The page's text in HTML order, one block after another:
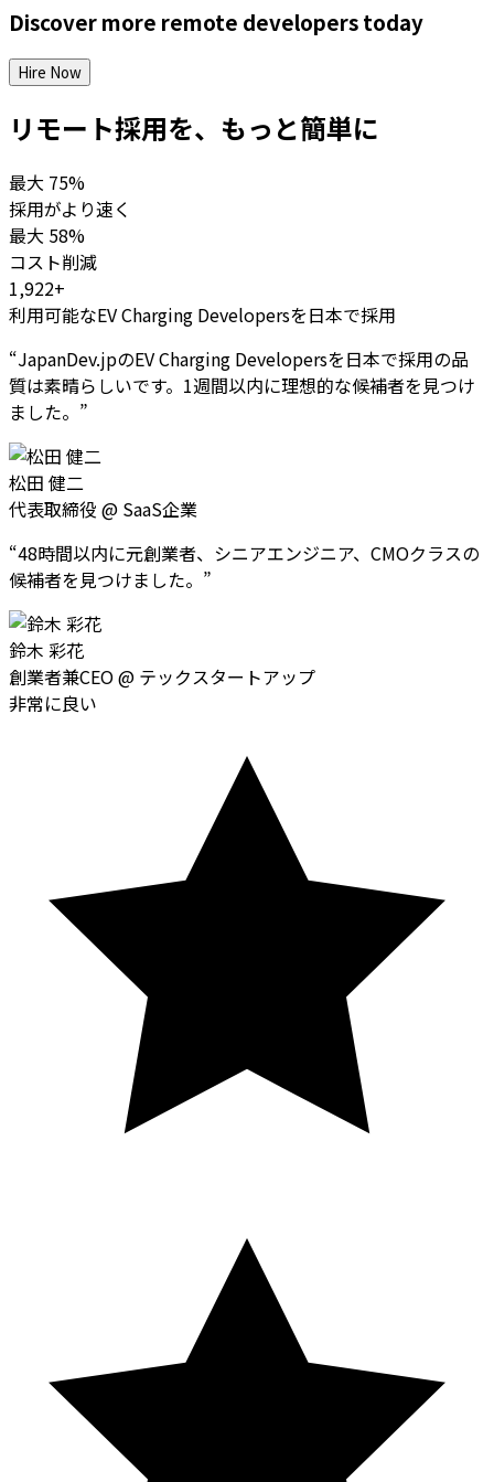
Discover more remote developerstoday
Hire Now
リモート採用を、もっと簡単に
最大 75%
採用がより速く
最大 58%
コスト削減
1,922+
利用可能なEV Charging Developersを日本で採用
“JapanDev.jpのEV Charging Developersを日本で採用の品
質は素晴らしいです。1週間以内に理想的な候補者を見つけ
ました。 ”
松田 健二
代表取締役 @ SaaS企業
“48時間以内に元創業者、シニアエンジニア、CMOクラスの
候補者を見つけました。 ”
鈴木 彩花
創業者兼CEO@ テックスタートアップ
非常に良い